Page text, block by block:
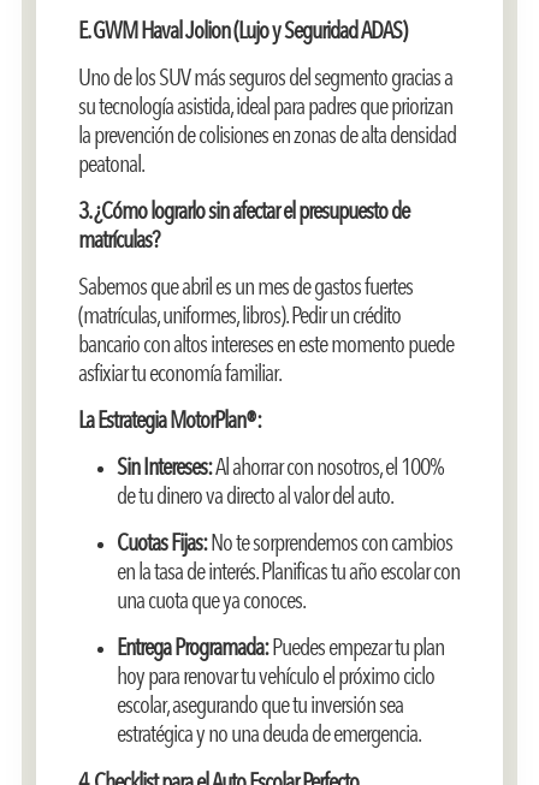
E. GWM Haval Jolion (Lujo y Seguridad ADAS)
Uno de los SUV más seguros del segmento gracias a
su tecnología asistida, ideal para padres que priorizan
la prevención de colisiones en zonas de alta densidad
peatonal.
3. ¿Cómo lograrlo sin afectar el presupuesto de
matrículas?
Sabemos que abril es un mes de gastos fuertes
(matrículas, uniformes, libros). Pedir un crédito
bancario con altos intereses en este momento puede
asfixiar tu economía familiar.
La Estrategia MotorPlan®:
Sin Intereses:Al ahorrar con nosotros, el 100%
de tu dinero va directo al valor del auto.
Cuotas Fijas:No te sorprendemos con cambios
en la tasa de interés. Planificas tu año escolar con
una cuota que ya conoces.
Entrega Programada:Puedes empezar tu plan
hoy para renovar tu vehículo el próximo ciclo
escolar, asegurando que tu inversión sea
estratégica y no una deuda de emergencia.